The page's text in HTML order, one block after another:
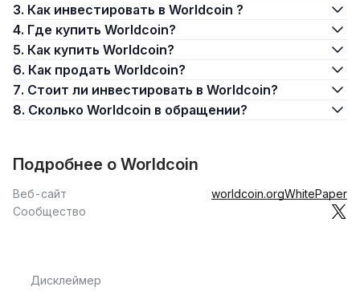
3. Как инвестировать в Worldcoin ?
4. Где купить Worldcoin?
5. Как купить Worldcoin?
6. Как продать Worldcoin?
7. Стоит ли инвестировать в Worldcoin?
8. Сколько Worldcoin в обращении?
Подробнее о Worldcoin
Веб-сайт worldcoin.orgWhitePaper
Сообщество
Дисклеймер